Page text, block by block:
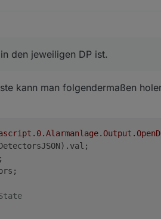
den jeweiligen DP ist.
kann man folgendermaßen
val ;
;